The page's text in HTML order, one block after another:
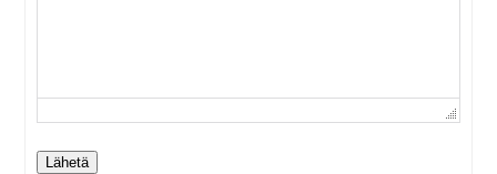
Lähetä